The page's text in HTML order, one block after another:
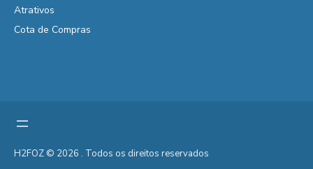
Atrativos
Cota de Compras
H2FOZ © 2026 . Todos os direitos reservados